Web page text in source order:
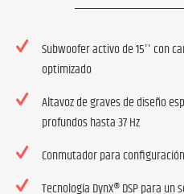
Subwoofer activo de 15'' con
optimizado
Altavoz de graves de diseño
profundos hasta 37 Hz
Conmutador para
Tecnología DynX® DSP para